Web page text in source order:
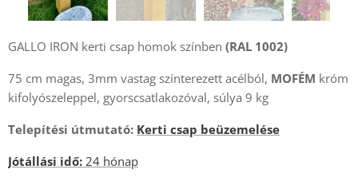
GALLO IRON kerti csap homok színben (RAL 1002)
75 cm magas, 3mm vastag színterezett acélból, MOFÉM króm
kifolyószeleppel, gyorscsatlakozóval, súlya 9 kg
Telepítési útmutató: Kerti csap beüzemelése
Jótállási idő: 24 hónap